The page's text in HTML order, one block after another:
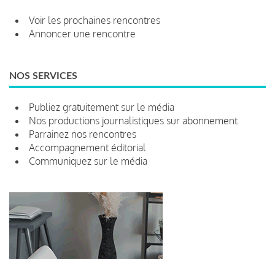
Voir les prochaines rencontres
Annoncer une rencontre
NOS SERVICES
Publiez gratuitement sur le média
Nos productions journalistiques sur abonnement
Parrainez nos rencontres
Accompagnement éditorial
Communiquez sur le média